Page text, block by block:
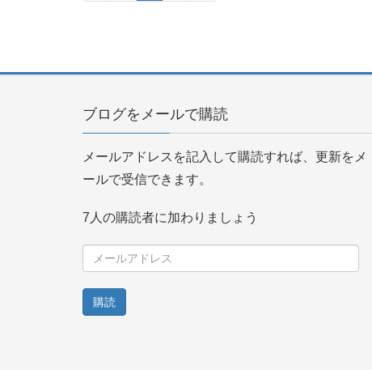
ブログをメールで購読
メールアドレスを記入して購読すれば、更新をメ
ールで受信できます。
7人の購読者に加わりましょう
ル